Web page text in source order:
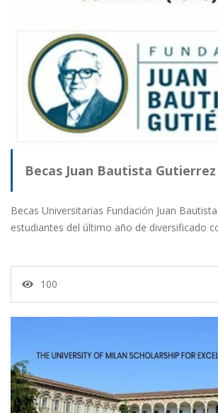
Becas Juan Bautista Gutierrez
Becas Universitarias Fundación Juan
estudiantes del último año de diversificado
100